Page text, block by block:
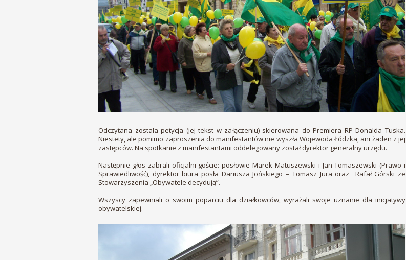
Odczytana została petycja (jej tekst w załączeniu) skierowana do Premiera RP Donalda Tuska.
Niestety, ale pomimo zaproszenia do manifestantów nie wyszła Wojewoda Łódzka, ani żaden z jej
zastępców. Na spotkanie z manifestantami oddelegowany został dyrektor generalny urzędu.
Następnie głos zabrali oficjalni goście: posłowie Marek Matuszewski i Jan Tomaszewski (Prawo i
Sprawiedliwość), dyrektor biura posła Dariusza Jońskiego – Tomasz Jura oraz Rafał Górski ze
Stowarzyszenia „Obywatele decydują”.
Wszyscy zapewniali o swoim poparciu dla działkowców, wyrażali swoje uznanie dla inicjatywy
obywatelskiej.